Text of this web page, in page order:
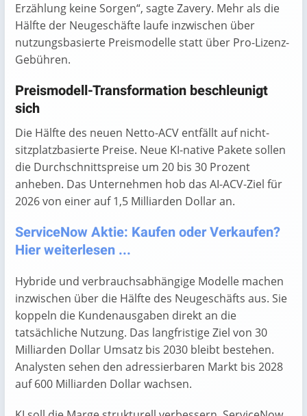
Erzählung keine Sorgen“, sagte Zavery. Mehr als die
Hälfte der Neugeschäfte laufe inzwischen über
nutzungsbasierte Preismodelle statt über Pro-Lizenz-
Gebühren.
Preismodell-Transformation beschleunigt
sich
Die Hälfte des neuen Netto-ACV entfällt auf nicht-
sitzplatzbasierte Preise. Neue KI-native Pakete sollen
die Durchschnittspreise um 20 bis 30 Prozent
anheben. Das Unternehmen hob das AI-ACV-Ziel für
2026 von einer auf 1,5 Milliarden Dollar an.
ServiceNow Aktie: Kaufen oder Verkaufen?
Hier weiterlesen ...
Hybride und verbrauchsabhängige Modelle machen
inzwischen über die Hälfte des Neugeschäfts aus. Sie
koppeln die Kundenausgaben direkt an die
tatsächliche Nutzung. Das langfristige Ziel von 30
Milliarden Dollar Umsatz bis 2030 bleibt bestehen.
Analysten sehen den adressierbaren Markt bis 2028
auf 600 Milliarden Dollar wachsen.